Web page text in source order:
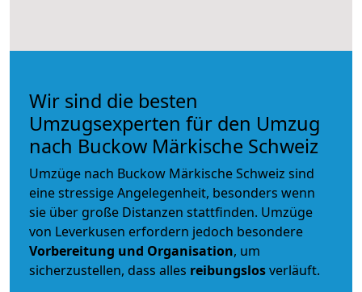
Wir sind die besten
Umzugsexperten für den Umzug
nach Buckow Märkische Schweiz
Umzüge nach Buckow Märkische Schweiz sind
eine stressige Angelegenheit, besonders wenn
sie über große Distanzen stattfinden. Umzüge
von Leverkusen erfordern jedoch besondere
Vorbereitung und Organisation, um
sicherzustellen, dass alles reibungslosverläuft.